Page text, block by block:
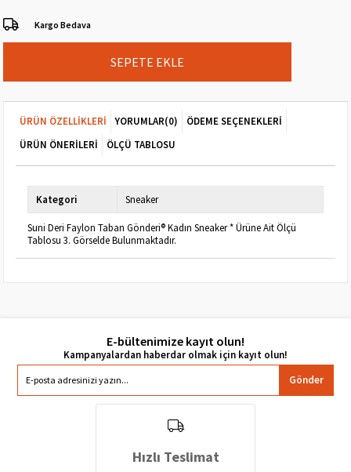
Kargo Bedava
ÜRÜN ÖZELLIKLERI YORUMLAR(0)
ÖDEME SEÇENEKLERI
ÜRÜN ÖNERILERI
ÖLÇÜ TABLOSU
Kategori Sneaker
Suni Deri Faylon Taban Gönderi® Kadın Sneaker * Ürüne Ait Ölçü
Tablosu 3. Görselde Bulunmaktadır.
E-bültenimize kayıt olun!
Gönder
Hızlı Teslimat